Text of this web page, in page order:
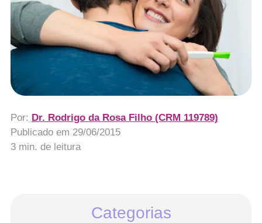
Por: Dr. Rodrigo da Rosa Filho (CRM 119789)
Publicado em 29/06/2015
3 min. de leitura
Categorias